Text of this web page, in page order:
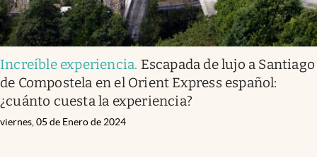
Increíble experiencia. Escapada de lujo a Santiago
de Compostela en el Orient Express español:
¿cuánto cuesta la experiencia?
viernes, 05 de Enero de 2024